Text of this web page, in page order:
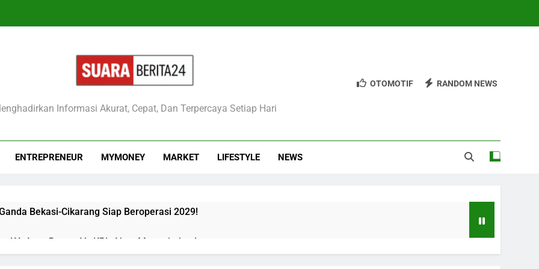
Informasi Akurat, Cepat, Dan Terpercaya Setiap Hari
OTOMOTIF RANDOM NEWS
ENTREPRENEUR MYMONEY MARKET LIFESTYLE NEWS
Bekasi-Cikarang Siap Beroperasi 2029!
KA Argo Bromo Vs KRL Akan Mengejutkan!